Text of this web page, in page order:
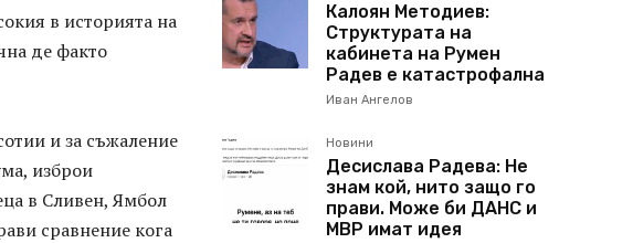
в историята на
де факто
и за съжаление
изброи
в Сливен, Ямбол
сравнение кога
Калоян Методиев:
Структурата на
кабинета на Румен
Радев е катастрофална
Иван Ангелов
Новини
Десислава Радева: Не
знам кой, нито защо го
прави. Може би ДАНС и
МВР имат идея